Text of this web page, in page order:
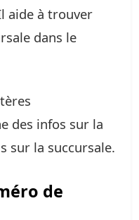
aide à trouver
dans le
des infos sur la
sur la succursale.
de